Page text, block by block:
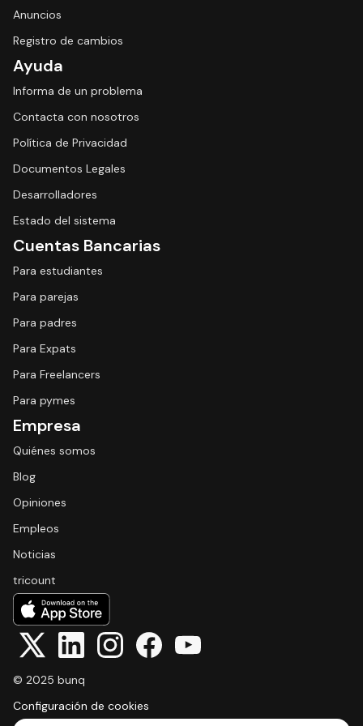
Anuncios
Registro de cambios
Ayuda
Informa de un problema
Contacta con nosotros
Política de Privacidad
Documentos Legales
Desarrolladores
Estado del sistema
Cuentas Bancarias
Para estudiantes
Para parejas
Para padres
Para Expats
Para Freelancers
Para pymes
Empresa
Quiénes somos
Blog
Opiniones
Empleos
Noticias
tricount
© 2025 bunq
Configuración de cookies
Select Language